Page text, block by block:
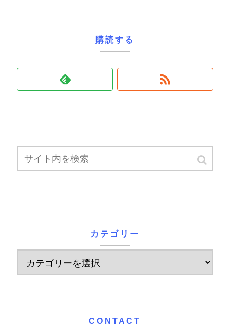
購読する
カテゴリー
CONTACT